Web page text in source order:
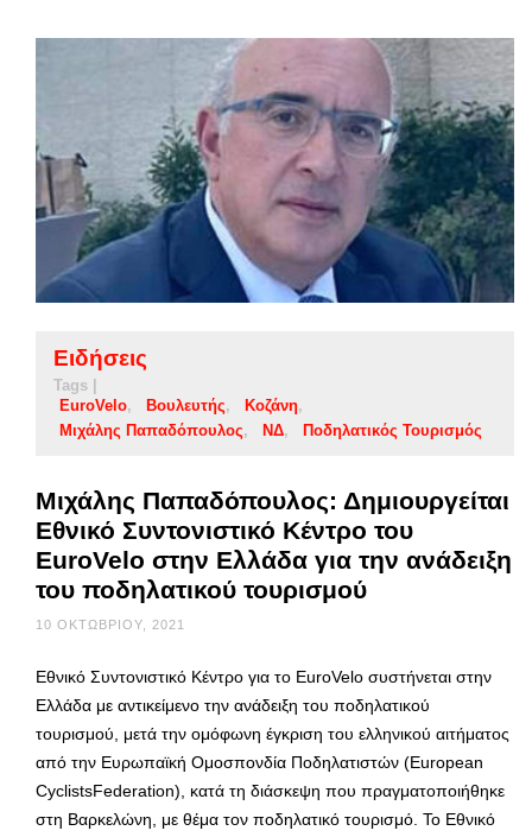
Ειδήσεις
Tags |
EuroVelo
Βουλευτής
Κοζάνη
Μιχάλης Παπαδόπουλος
ΝΔ Ποδηλατικός Τουρισμός
Μιχάλης Παπαδόπουλος: Δημιουργείται
Εθνικό Συντονιστικό Κέντρο του
EuroVelo στην Ελλάδα για την ανάδειξη
του ποδηλατικού τουρισμού
10 ΟΚΤΩΒΡΊΟΥ, 2021
Εθνικό Συντονιστικό Κέντρο για το EuroVelo συστήνεται στην
Ελλάδα με αντικείμενο την ανάδειξη του ποδηλατικού
τουρισμού, μετά την ομόφωνη έγκριση του ελληνικού αιτήματος
από την Ευρωπαϊκή Ομοσπονδία Ποδηλατιστών (European
CyclistsFederation), κατά τη διάσκεψη που πραγματοποιήθηκε
στη Βαρκελώνη, με θέμα τον ποδηλατικό τουρισμό. Το Εθνικό